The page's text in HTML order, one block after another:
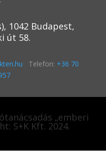
1042 Budapest,
út 58.
Telefon: +36 70
„emberi
S+K Kft. 2024.